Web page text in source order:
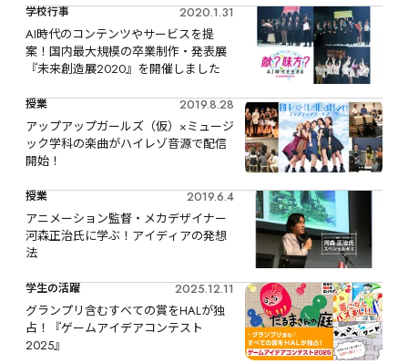
学校行事
2020.1.31
AI時代のコンテンツやサービスを提
案！国内最大規模の卒業制作・発表展
『未来創造展2020』を開催しました
授業
2019.8.28
アップアップガールズ（仮）×ミュージ
ック学科の楽曲がハイレゾ音源で配信
開始！
授業
2019.6.4
アニメーション監督・メカデザイナー
河森正治氏に学ぶ！アイディアの発想
法
学生の活躍
2025.12.11
グランプリ含むすべての賞をHALが独
占！『ゲームアイデアコンテスト
2025』